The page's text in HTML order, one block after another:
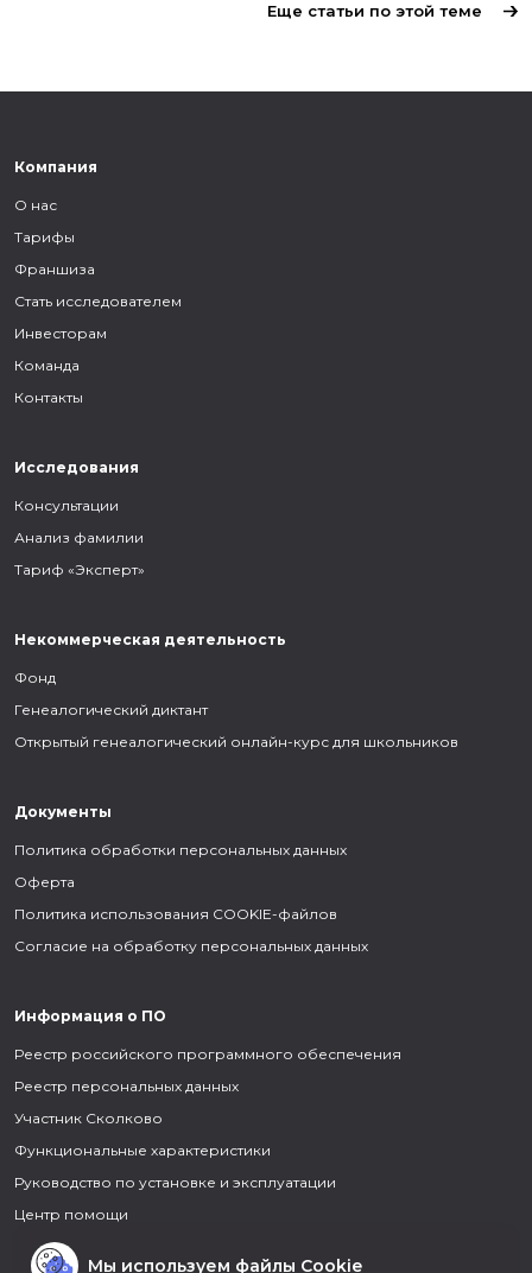
Еще статьи по этой теме
Компания
О нас
Тарифы
Франшиза
Стать исследователем
Инвесторам
Команда
Контакты
Исследования
Консультации
Анализ фамилии
Тариф «Эксперт»
Некоммерческая деятельность
Фонд
Генеалогический диктант
Открытый генеалогический онлайн-курс для школьников
Документы
Политика обработки персональных данных
Оферта
Политика использования COOKIE-файлов
Согласие на обработку персональных данных
Информация о ПО
Реестр российского программного обеспечения
Реестр персональных данных
Участник Сколково
Функциональные характеристики
Руководство по установке и эксплуатации
Центр помощи
Мы используем файлы Cookie